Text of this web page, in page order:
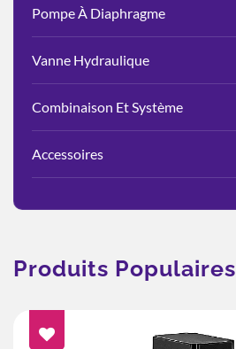
Pompe À Diaphragme
Vanne Hydraulique
Combinaison Et Système
Accessoires
Produits Populaires